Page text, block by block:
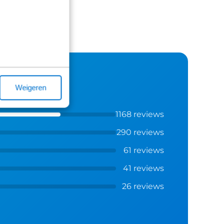
Weigeren
1168 reviews
290 reviews
61 reviews
41 reviews
26 reviews